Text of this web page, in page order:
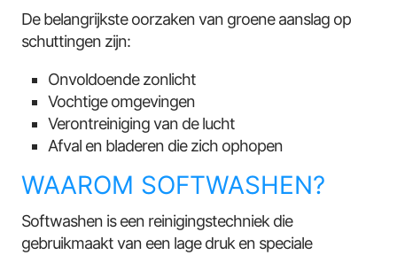
De belangrijkste oorzaken van groene aanslag op
schuttingen zijn:
Onvoldoende zonlicht
Vochtige omgevingen
Verontreiniging van de lucht
Afval en bladeren die zich ophopen
WAAROM SOFTWASHEN?
Softwashen is een reinigingstechniek die
gebruikmaakt van een lage druk en speciale